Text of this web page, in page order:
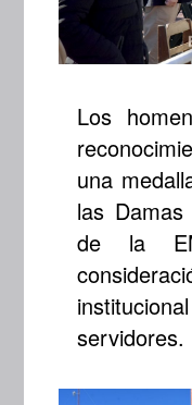
Los
una
las
de la
servidores.